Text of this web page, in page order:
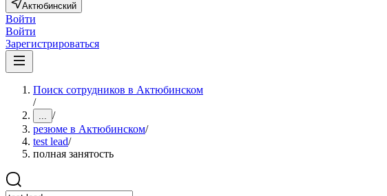
Актюбинский
Войти
Войти
Зарегистрироваться
Поиск сотрудников в Актюбинском
/
... /
резюме в Актюбинском/
test lead/
полная занятость